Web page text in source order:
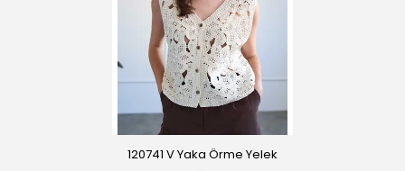
120741 V Yaka Örme Yelek